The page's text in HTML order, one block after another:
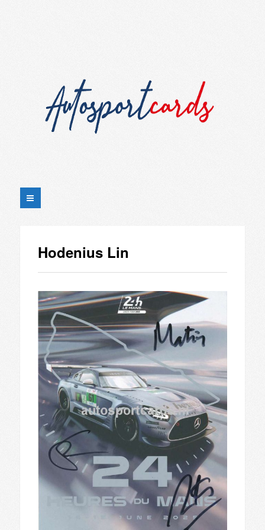
Hodenius Lin